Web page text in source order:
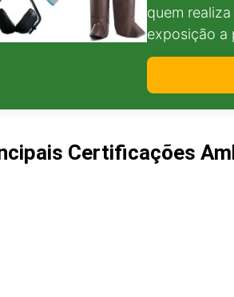
quem
exposição a
Certificações